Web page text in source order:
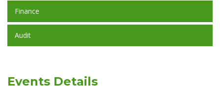
Finance
Audit
Events Details